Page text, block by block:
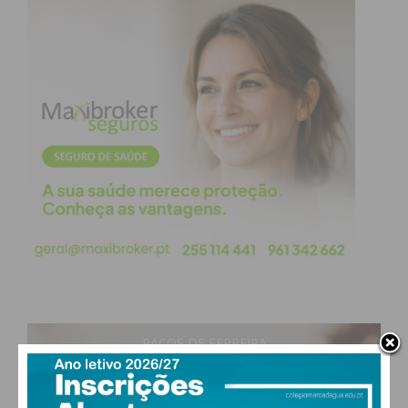
postura pragmática e desiludida em relação à
política. No seu famosíssimo “O Príncipe”,
Maquiavel rompe com a tradição ética dos antigos e
defende que a manutenção do poder justifica o uso
de todos os meios, incluindo a mentira. Para ele, o
governante deve estar disposto a usar a
dissimulação e a manipulação quando necessário,
pois a eficácia e o sucesso do governo são mais
importantes do que a adesão estrita à verdade. A
visão de Maquiavel sugere que a política não pode
pela necessidade de manter o poder.
Baruch Espinosa, no século XVII, oferece uma
crítica à mentira na política a partir de sua defesa
PAÇOS DE FERREIRA
28°
clear sky
51% humidade